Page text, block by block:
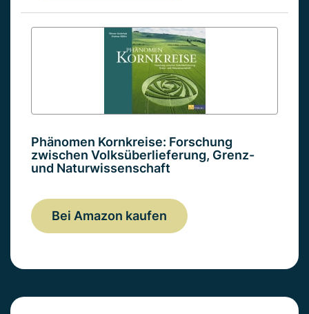
Phänomen Kornkreise: Forschung
zwischen Volksüberlieferung, Grenz-
und Naturwissenschaft
Bei Amazon kaufen